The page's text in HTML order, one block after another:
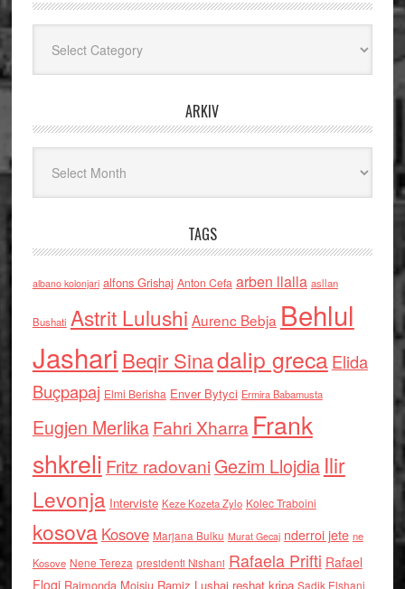
ARKIV
TAGS
albano kolonjari alfons Grishaj Anton Cefa arben llalla asllan
Bushati Astrit Lulushi Aurenc Bebja Behlul
Jashari Beqir Sinadalip grecaElida
Buçpapaj Elmi Berisha Enver Bytyci Ermira Babamusta
Eugjen MerlikaFahri Xharra Frank
shkreli Fritz radovaniGezim Llojdia Ilir
Levonja Interviste Keze Kozeta Zylo Kolec Traboini
kosova Kosove Marjana Bulku Murat Gecaj nderroi jete ne
Kosove Nene Tereza presidenti Nishani Rafaela Prifti Rafael
Floqi Raimonda Moisiu Ramiz Lushaj reshat kripa Sadik Elshani